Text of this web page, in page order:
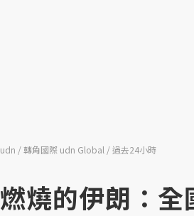
udn 轉角國際 udn Global 過去24小時
燃燒的伊朗：